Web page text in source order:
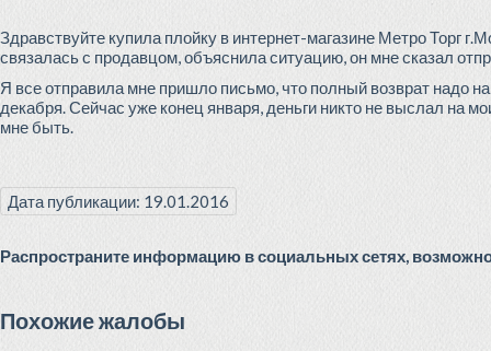
Здравствуйте купила плойку в интернет-магазине Метро Торг
связалась с продавцом, объяснила ситуацию, он мне сказал
Я все отправила мне пришло письмо, что полный возврат надо
декабря. Сейчас уже конец января, деньги никто не выслал на
мне быть.
Дата публикации: 19.01.2016
Распространите информацию в социальных сетях,
Похожие жалобы